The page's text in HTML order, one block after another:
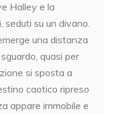
Halley e la
seduti su un divano.
una distanza
quasi per
si sposta a
caotico ripreso
appare immobile e